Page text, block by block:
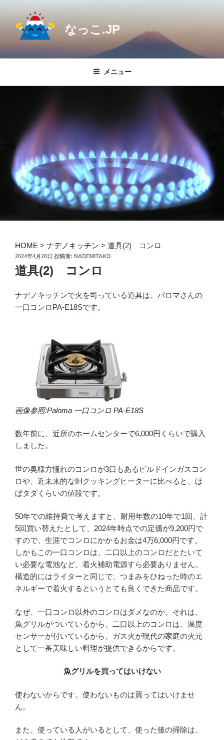
なっこ.JP
メニュー
HOME > ナデノキッチン > 道具(2) コンロ
投
稿
日:
2024年4月20日 投稿者: NADEMITAKO
道具(2) コンロ
ナデノキッチンで火を司っている道具は、パロマさんの
一口コンロPA-E18Sです。
画像参照:Paloma 一口コンロ PA-E18S
数年前に、近所のホームセンターで6,000円くらいで購入
しました。
世の奥様方憧れのコンロが3口もあるビルドインガスコン
ロや、近未来的なIHクッキングヒーターに比べると、ほ
ぼタダくらいの値段です。
50年での維持費で考えますと、耐用年数の10年で1回、計
5回買い替えたとして、2024年時点での定価が9,200円で
すので、生涯でコンロにかかるお金は4万6,000円です。
しかもこの一口コンロは、二口以上のコンロだとたいて
い必要な電池など、着火補助電源すら必要ありません。
構造的にはライターと同じで、つまみをひねった時のエ
ネルギーで着火するというとても良くできた商品です。
なぜ、一口コンロ以外のコンロはダメなのか。それは、
魚グリルがついているから、二口以上のコンロは、温度
センサーが付いているから、ガス火が現代の家庭の火元
として一番美味しい料理が提供できるからです。
魚グリルを買ってはいけない
使わないからです。使わないものは買ってはいけませ
ん。
また、使っている人がいるとして、使った後の掃除は、